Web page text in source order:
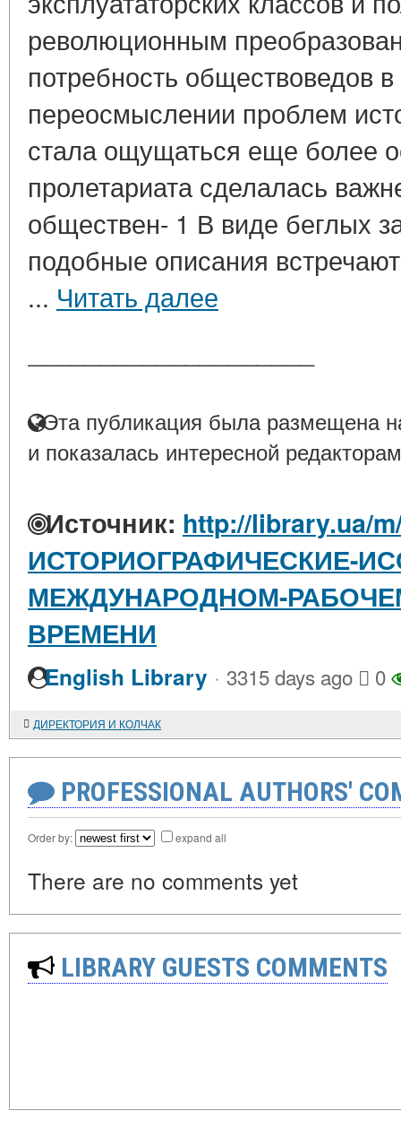
революционным
потребность обществоведов
переосмыслении проблем
стала ощущаться еще более
пролетариата сделалась
обществен- 1 В виде беглых
подобные описания
... Читать далее
Эта публикация была размещена
и показалась интересной
Источник: http://library.ua/
ИСТОРИОГРАФИЧЕСКИЕ-
МЕЖДУНАРОДНОМ-
ВРЕМЕНИ
English Library · 3315 days ago 0
ДИРЕКТОРИЯ И КОЛЧАК
PROFESSIONAL AUTHORS'
Order by: expand all
There are no comments yet
LIBRARY GUESTS COMMENTS